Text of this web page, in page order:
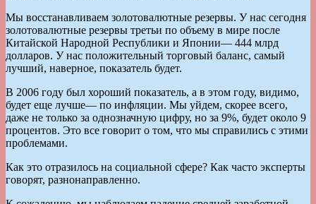
Мы восстанавливаем золотовалютные резервы. У нас сегодня
золотовалютные резервы третьи по объему в мире после
Китайской Народной Республики и Японии— 444 млрд
долларов. У нас положительный торговый баланс, самый
лучший, наверное, показатель будет.
В 2006 году был хороший показатель, а в этом году, видимо,
будет еще лучше— по инфляции. Мы уйдем, скорее всего,
даже не только за однозначную цифру, но за 9%, будет около 9
процентов. Это все говорит о том, что мы справились с этими
проблемами.
Как это отразилось на социальной сфере? Как часто эксперты
говорят, разнонаправленно.